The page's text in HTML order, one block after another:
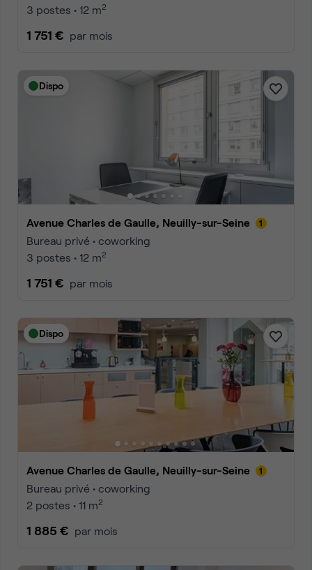
3 postes • 12 m2
1 751 € par mois
Dispo
Avenue Charles de Gaulle, Neuilly-sur-Seine
Bureau privé • coworking
3 postes • 12 m2
1 751 € par mois
Dispo
Avenue Charles de Gaulle, Neuilly-sur-Seine
Bureau privé • coworking
2 postes • 11 m2
1 885 € par mois